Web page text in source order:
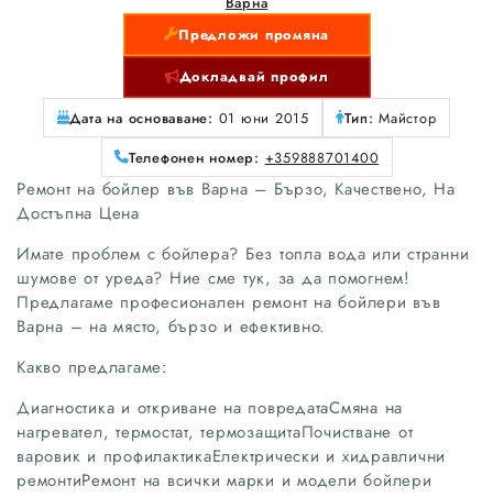
Предложи промяна
Докладвай профил
Дата на основаване: 01 юни 2015 Тип: Майстор
Телефонен номер: +359888701400
Ремонт на бойлер във Варна – Бързо, Качествено, На
Достъпна Цена
Имате проблем с бойлера? Без топла вода или странни
шумове от уреда? Ние сме тук, за да помогнем!
Предлагаме професионален ремонт на бойлери във
Варна – на място, бързо и ефективно.
Какво предлагаме:
Диагностика и откриване на повредатаСмяна на
нагревател, термостат, термозащитаПочистване от
варовик и профилактикаЕлектрически и хидравлични
ремонтиРемонт на всички марки и модели бойлери